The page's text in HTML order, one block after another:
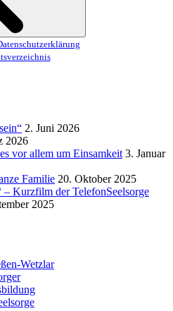
2. Juni 2026
2026
vor allem um Einsamkeit 3. Januar
Familie 20. Oktober 2025
Kurzfilm der TelefonSeelsorge
2025
Wetzlar